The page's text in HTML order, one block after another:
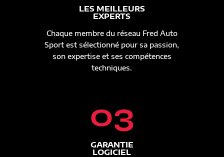
LES MEILLEURS
EXPERTS
Chaque membre du réseau Fred Auto
Sport est sélectionné pour sa passion,
son expertise et ses compétences
techniques.
03
GARANTIE
LOGICIEL